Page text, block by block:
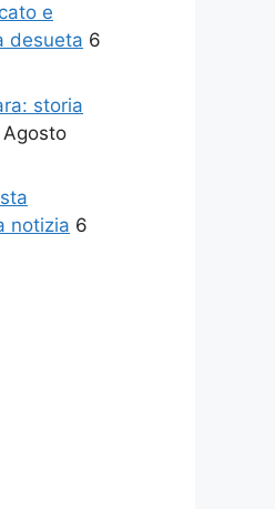
e
desueta 6
storia
notizia 6